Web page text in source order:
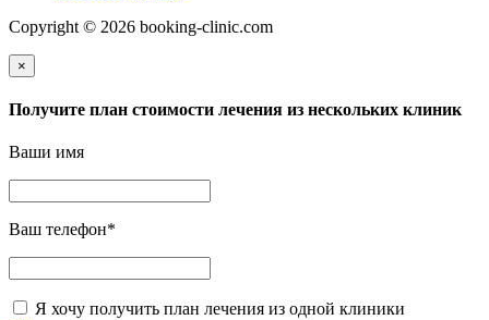
Copyright © 2026 booking-clinic.com
×
Получите план стоимости лечения из нескольких клиник
Ваши имя
Ваш телефон*
Я хочу получить план лечения из одной клиники